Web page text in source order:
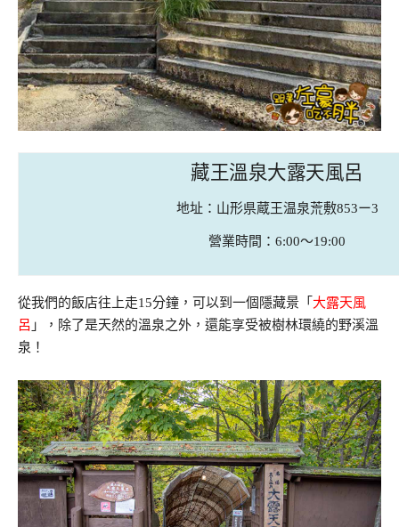
藏王溫泉大露天風呂
地址：山形県蔵王温泉荒敷853ー3
營業時間：6:00～19:00
從我們的飯店往上走15分鐘，可以到一個隱藏景「 大露天風
呂 」，除了是天然的溫泉之外，還能享受被樹林環繞的野溪溫
泉！